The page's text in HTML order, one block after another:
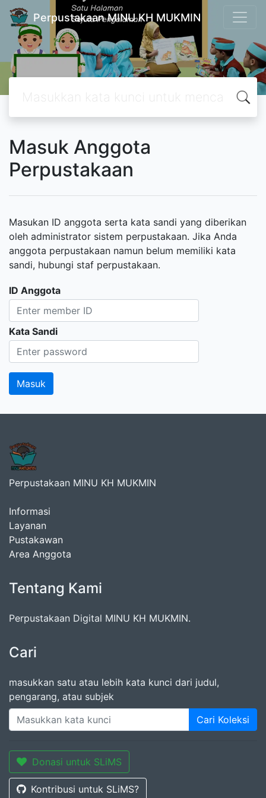
Perpustakaan MINU KH MUKMIN
Masuk Anggota
Perpustakaan
Masukan ID anggota serta kata sandi yang diberikan
oleh administrator sistem perpustakaan. Jika Anda
anggota perpustakaan namun belum memiliki kata
sandi, hubungi staf perpustakaan.
ID Anggota
Kata Sandi
Perpustakaan MINU KH MUKMIN
Informasi
Layanan
Pustakawan
Area Anggota
Tentang Kami
Perpustakaan Digital MINU KH MUKMIN.
Cari
masukkan satu atau lebih kata kunci dari judul,
pengarang, atau subjek
Cari Koleksi
Donasi untuk SLiMS
Kontribusi untuk SLiMS?